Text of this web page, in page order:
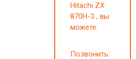
Hitachi ZX
870H-3 , вы
можете:
Позвонить: